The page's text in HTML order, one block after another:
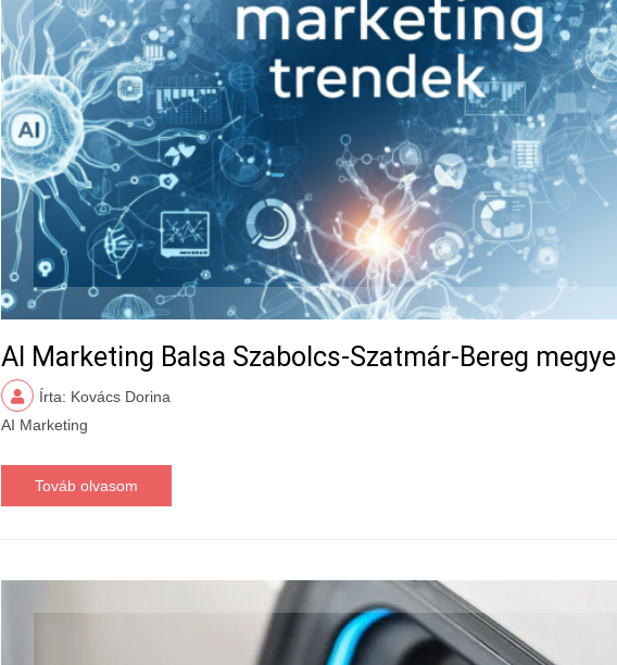
AI Marketing Balsa Szabolcs-Szatmár-Bereg megye
Írta: Kovács Dorina
AI Marketing
Továb olvasom